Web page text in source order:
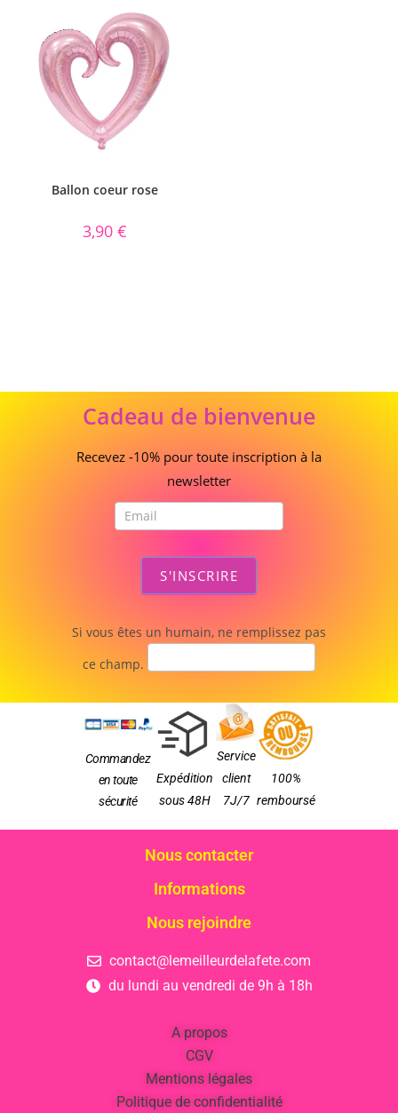
Ballon coeur rose
3,90€
deCadeau de bienvenue
Recevez -10% pour toute inscription à la
newsletter
S'INSCRIRE
Si vous êtes un humain, ne remplissez pas
ce champ.
Commandez
en toute
sécurité
Expédition
sous 48H
Service
client
7J/7
100%
remboursé
Nous contacter
Informations
Nous rejoindre
contact@lemeilleurdelafete.com
du lundi au vendredi de 9h à 18h
A propos
CGV
Mentions légales
Politique de confidentialité